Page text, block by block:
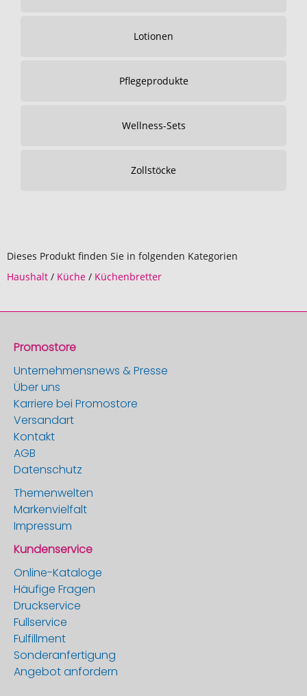
Lotionen
Pflegeprodukte
Wellness-Sets
Zollstöcke
Dieses Produkt finden Sie in folgenden Kategorien
Haushalt / Küche / Küchenbretter
Promostore
Unternehmensnews & Presse
Über uns
Karriere bei Promostore
Versandart
Kontakt
AGB
Datenschutz
Themenwelten
Markenvielfalt
Impressum
Kundenservice
Online-Kataloge
Häufige Fragen
Druckservice
Fullservice
Fulfillment
Sonderanfertigung
Angebot anfordern